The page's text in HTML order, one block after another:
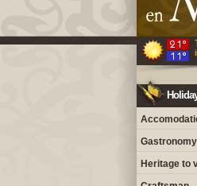
Gastronomy
Heritage to